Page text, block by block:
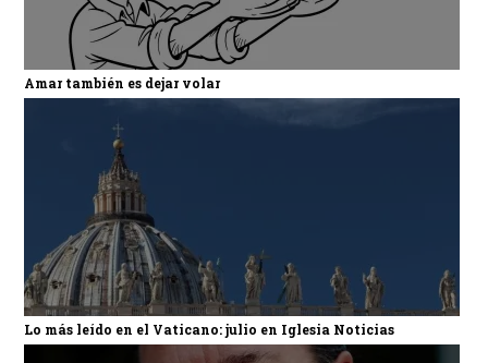
Amar también es dejar volar
Lo más leído en el Vaticano: julio en Iglesia Noticias